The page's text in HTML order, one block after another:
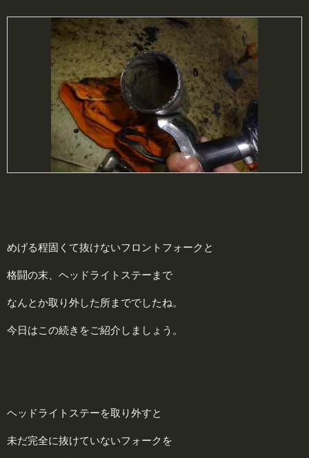
めげる程固くて抜けないフロントフォークと
格闘の末、ヘッドライトステーまで
なんとか取り外した所まででしたね。
今日はこの続きをご紹介しましょう。
ヘッドライトステーを取り外すと
未だ完全に抜けていないフォークを